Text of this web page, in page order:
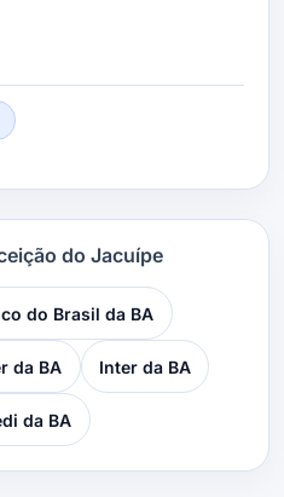
do Jacuípe
do Brasil da BA
da BA Inter da BA
da BA